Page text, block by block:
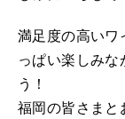
満足度の高いワ
っぱい楽しみな
う！
福岡の皆さまと